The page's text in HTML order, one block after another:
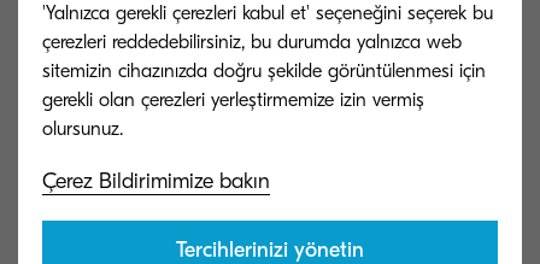
sektörde KYOCERA'nın ürün yelpazesini sürekli
geliştirirken çevresel sürdürülebilirliği her zaman
ön planda tuttuğunu göstermektedir.
Takuya Marubayashi, konuya ilişkin görüşlerini şu
'Yalnızca gerekli çerezleri kabul et' seçeneğini seçerek bu
çerezleri reddedebilirsiniz, bu durumda yalnızca web
sitemizin cihazınızda doğru şekilde görüntülenmesi için
gerekli olan çerezleri yerleştirmemize izin vermiş
Çerez Bildirimimize bakın
Tercihlerinizi yönetin